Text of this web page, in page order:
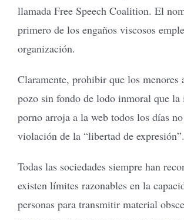
llamada Free Speech Coalition. El
primero de los engaños viscosos
organización.
Claramente, prohibir que los menores
pozo sin fondo de lodo inmoral que la
porno arroja a la web todos los días
violación de la “libertad de expresión”.
Todas las sociedades siempre han
existen límites razonables en la
personas para transmitir material